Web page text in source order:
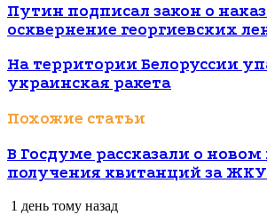
Путин подписал закон о
осквернение георгиевских
На территории Белоруссии
украинская ракета
Похожие статьи
В Госдуме рассказали о новом
получения квитанций за ЖКУ
1 день тому назад